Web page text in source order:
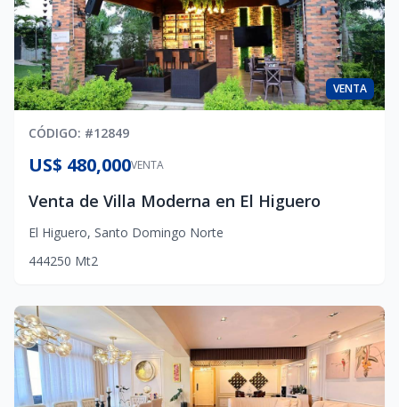
VENTA
CÓDIGO: #12849
VENTA
US$ 480,000
Venta de Villa Moderna en El Higuero
El Higuero, Santo Domingo Norte
444250 Mt2